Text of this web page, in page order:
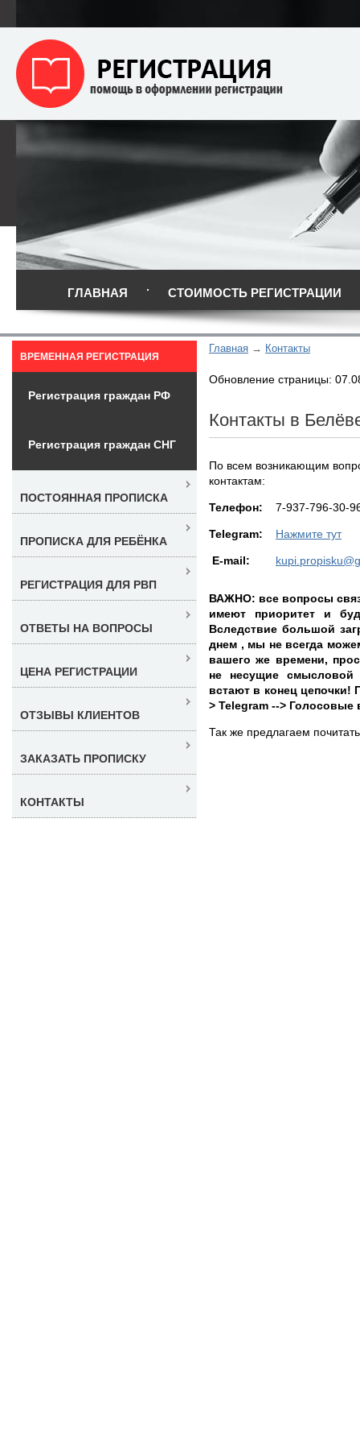
ГЛАВНАЯ СТОИМОСТЬ РЕГИСТРАЦИИ
Главная Контакты
Обновление страницы:
Контакты в
По всем возникающим
контактам:
Teлефон: 7-937-796-30-
Telegram: Нажмите тут
E-mail:
ВАЖНО: все вопросы
имеют приоритет и
Вследствие большой
днем , мы не всегда
вашего же времени,
не несущие смысловой
встают в конец цепочки!
> Telegram -->
Так же предлагаем
ВРЕМЕННАЯ РЕГИСТРАЦИЯ
Регистрация граждан РФ
Регистрация граждан СНГ
ПОСТОЯННАЯ ПРОПИСКА
ПРОПИСКА ДЛЯ РЕБЁНКА
РЕГИСТРАЦИЯ ДЛЯ РВП
ОТВЕТЫ НА ВОПРОСЫ
ЦЕНА РЕГИСТРАЦИИ
ОТЗЫВЫ КЛИЕНТОВ
ЗАКАЗАТЬ ПРОПИСКУ
КОНТАКТЫ